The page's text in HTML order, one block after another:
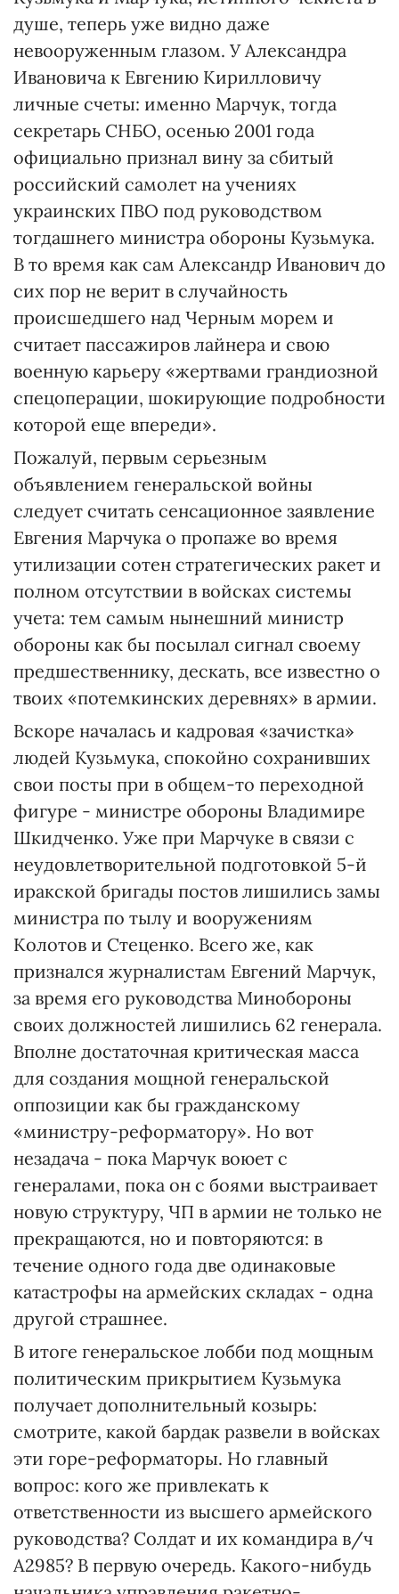
душе, теперь уже видно даже
невооруженным глазом. У Александра
Ивановича к Евгению Кирилловичу
личные счеты: именно Марчук, тогда
секретарь СНБО, осенью 2001 года
официально признал вину за сбитый
российский самолет на учениях
украинских ПВО под руководством
тогдашнего министра обороны Кузьмука.
В то время как сам Александр Иванович до
сих пор не верит в случайность
происшедшего над Черным морем и
считает пассажиров лайнера и свою
военную карьеру «жертвами грандиозной
спецоперации, шокирующие подробности
которой еще впереди».
Пожалуй, первым серьезным
объявлением генеральской войны
следует считать сенсационное заявление
Евгения Марчука о пропаже во время
утилизации сотен стратегических ракет и
полном отсутствии в войсках системы
учета: тем самым нынешний министр
обороны как бы посылал сигнал своему
предшественнику, дескать, все известно о
твоих «потемкинских деревнях» в армии.
Вскоре началась и кадровая «зачистка»
людей Кузьмука, спокойно сохранивших
свои посты при в общем-то переходной
фигуре - министре обороны Владимире
Шкидченко. Уже при Марчуке в связи с
неудовлетворительной подготовкой 5-й
иракской бригады постов лишились замы
министра по тылу и вооружениям
Колотов и Стеценко. Всего же, как
признался журналистам Евгений Марчук,
за время его руководства Минобороны
своих должностей лишились 62 генерала.
Вполне достаточная критическая масса
для создания мощной генеральской
оппозиции как бы гражданскому
«министру-реформатору». Но вот
незадача - пока Марчук воюет с
генералами, пока он с боями выстраивает
новую структуру, ЧП в армии не только не
прекращаются, но и повторяются: в
течение одного года две одинаковые
катастрофы на армейских складах - одна
другой страшнее.
В итоге генеральское лобби под мощным
политическим прикрытием Кузьмука
получает дополнительный козырь:
смотрите, какой бардак развели в войсках
эти горе-реформаторы. Но главный
вопрос: кого же привлекать к
ответственности из высшего армейского
руководства? Солдат и их командира в/ч
А2985? В первую очередь. Какого-нибудь